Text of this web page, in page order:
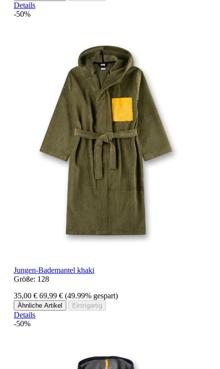
Details
-50%
Jungen-Bademantel khaki
Größe: 128
35,00 € 69,99 € (49.99% gespart)
Ähnliche Artikel Einzigartig
Details
-50%